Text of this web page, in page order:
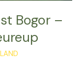
Bogor –